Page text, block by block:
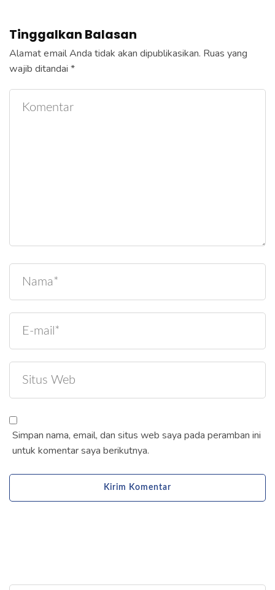
Tinggalkan Balasan
Alamat email Anda tidak akan dipublikasikan. Ruas yang
wajib ditandai *
Simpan nama, email, dan situs web saya pada peramban ini
untuk komentar saya berikutnya.